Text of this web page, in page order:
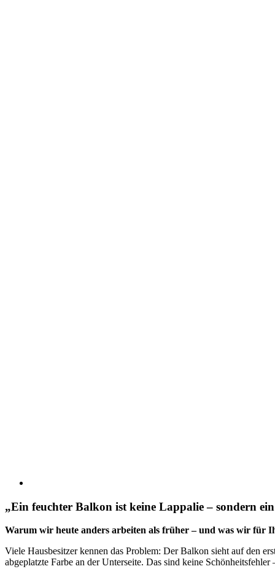
„Ein feuchter Balkon ist keine Lappalie – sondern
Warum wir heute anders arbeiten als früher – und was wir für
Viele Hausbesitzer kennen das Problem: Der Balkon sieht auf den
abgeplatzte Farbe an der Unterseite. Das sind keine Schönheitsfehler